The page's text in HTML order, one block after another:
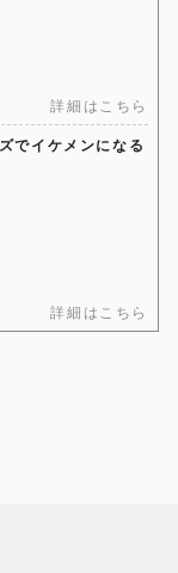
詳細はこちら
でイケメンになる
詳細はこちら